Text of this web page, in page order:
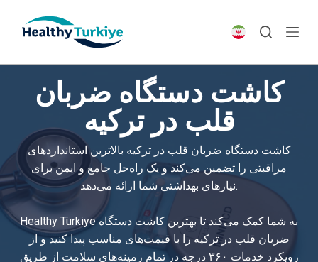
p
t
t
کاشت دستگاه ضربان
قلب در ترکیه
کاشت دستگاه ضربان قلب در ترکیه بالاترین استانداردهای
مراقبتی را تضمین می‌کند و یک راه‌حل جامع و ایمن برای
نیازهای بهداشتی شما ارائه می‌دهد.
Healthy Türkiye به شما کمک می‌کند تا بهترین کاشت دستگاه
ضربان قلب در ترکیه را با قیمت‌های مناسب پیدا کنید و از
رویکرد خدمات ۳۶۰ درجه در تمام زمینه‌های سلامت از طریق